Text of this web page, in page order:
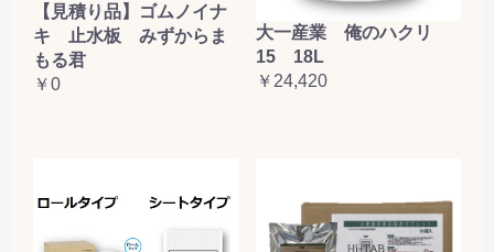
【見積り品】ゴムノイナ
キ 止水板 みずからま
もる君
￥0
大一産業 俺のハクリ
15 18L
￥24,420